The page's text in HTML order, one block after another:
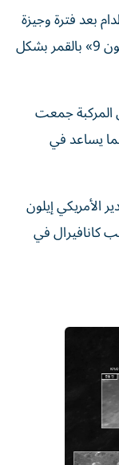
بعد فترة وجيزة
من اصطدام المرحلة العليا من صاروخ «فالكون 9» بالقمر بشكل
المركبة جمعت
يساعد في
الأمريكي إيلون
كانافيرال في